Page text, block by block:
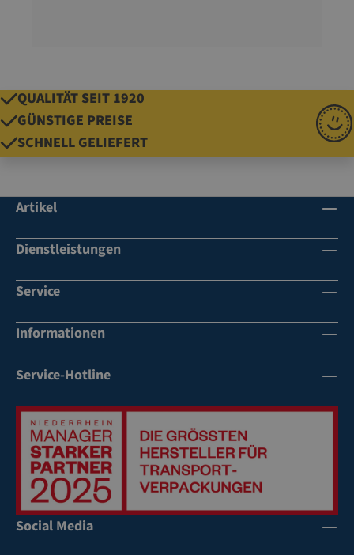
QUALITÄT SEIT 1920
GÜNSTIGE PREISE
SCHNELL GELIEFERT
Artikel
Dienstleistungen
Service
Informationen
Service-Hotline
Social Media